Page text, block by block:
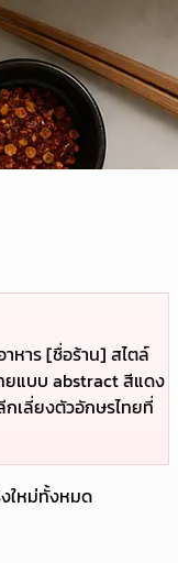
หาร [ชื่อร้าน] สไตล์
ยแบบ abstract สีแดง
กเลี่ยงตัวอักษรไทยที่
ใหม่ทั้งหมด